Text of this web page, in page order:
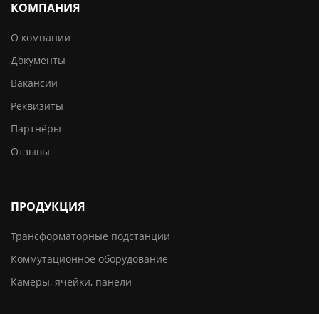
КОМПАНИЯ
О компании
Документы
Вакансии
Реквизиты
Партнёры
Отзывы
ПРОДУКЦИЯ
Трансформаторные подстанции
Коммутационное оборудование
Камеры, ячейки, панели